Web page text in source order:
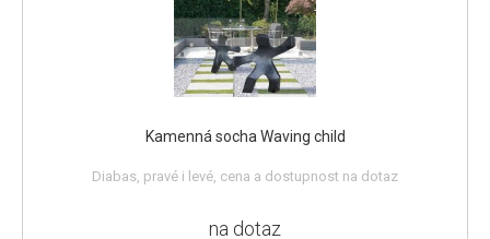
Kamenná socha Waving child
Diabas, pravé i levé, cena a dostupnost na dotaz
na dotaz